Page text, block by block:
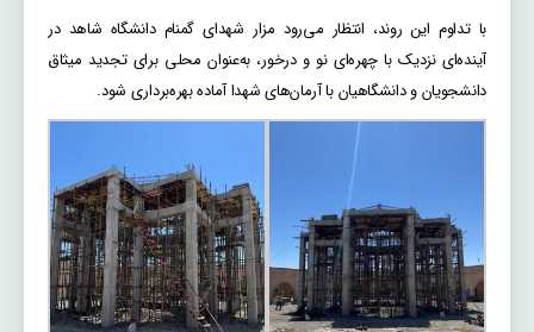
با تداوم این روند، انتظار می‌رود مزار شهدای گمنام دانشگاه شاهد در
آینده‌ای نزدیک با چهره‌ای نو و درخور، به‌عنوان محلی برای تجدید میثاق
دانشجویان و دانشگاهیان با آرمان‌های شهدا آماده بهره‌برداری شود.